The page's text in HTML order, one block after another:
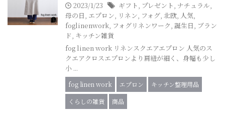
2023/1/23 ギフト, プレゼント, ナチュラル,
母の日, エプロン, リネン, フォグ, 北欧, 人気,
foglinenwork, フォグリネンワーク, 誕生日, ブラン
ド, キッチン雑貨
fog linen work リネンスクエアエプロン 人気のス
クエアクロスエプロンより肩紐が細く、身幅も少し
小 ...
fog linen work エプロン
キッチン整理用品
くらしの雑貨
商品